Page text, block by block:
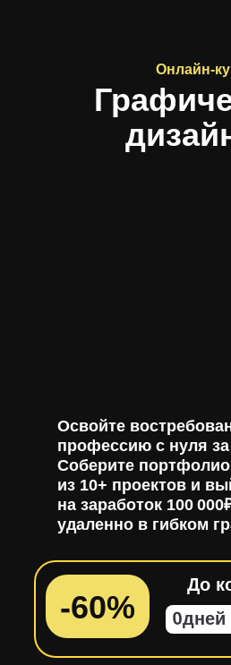
Онлайн-
Освойте
профессию с нуля
Соберите портфолио
из 10+ проектов и
на заработок 100
удаленно в гибком
-60% 0дней
До